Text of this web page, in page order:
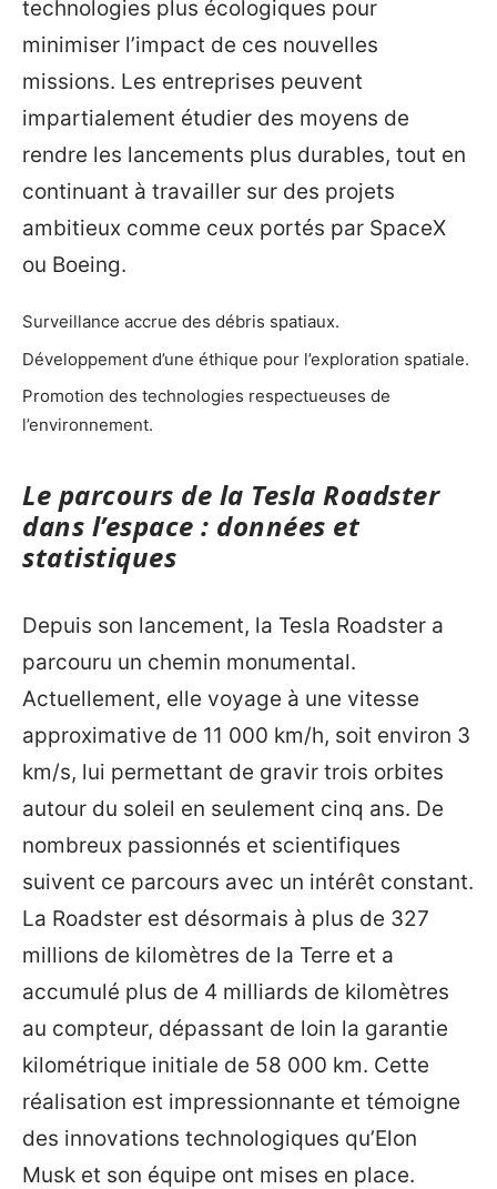
technologies plus écologiques pour
minimiser l’impact de ces nouvelles
missions. Les entreprises peuvent
impartialement étudier des moyens de
rendre les lancements plus durables, tout en
continuant à travailler sur des projets
ambitieux comme ceux portés par SpaceX
ou Boeing.
Surveillance accrue des débris spatiaux.
Développement d’une éthique pour l’exploration spatiale.
Promotion des technologies respectueuses de
l’environnement.
Le parcours de la Tesla Roadster
dans l’espace : données et
statistiques
Depuis son lancement, la Tesla Roadster a
parcouru un chemin monumental.
Actuellement, elle voyage à une vitesse
approximative de 11 000 km/h, soit environ 3
km/s, lui permettant de gravir trois orbites
autour du soleil en seulement cinq ans. De
nombreux passionnés et scientifiques
suivent ce parcours avec un intérêt constant.
La Roadster est désormais à plus de 327
millions de kilomètres de la Terre et a
accumulé plus de 4 milliards de kilomètres
au compteur, dépassant de loin la garantie
kilométrique initiale de 58 000 km. Cette
réalisation est impressionnante et témoigne
des innovations technologiques qu’Elon
Musk et son équipe ont mises en place.